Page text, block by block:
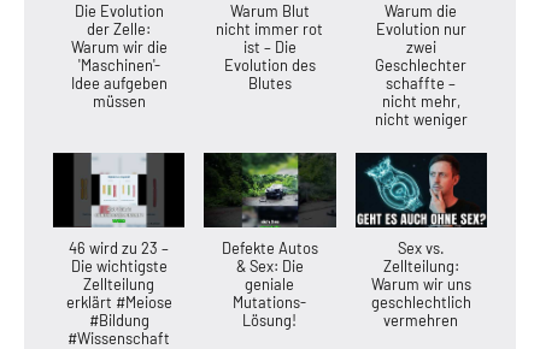
Die Evolution
der Zelle:
Warum wir die
'Maschinen'-
Idee aufgeben
müssen
Warum Blut
nicht immer rot
ist – Die
Evolution des
Blutes
Warum die
Evolution nur
zwei
Geschlechter
schaffte –
nicht mehr,
nicht weniger
46 wird zu 23 –
Die wichtigste
Zellteilung
erklärt #Meiose
#Bildung
#Wissenschaft
Defekte Autos
& Sex: Die
geniale
Mutations-
Lösung!
Sex vs.
Zellteilung:
Warum wir uns
geschlechtlich
vermehren